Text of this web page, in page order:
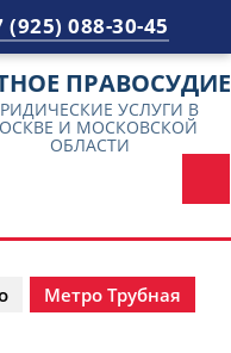
(925) 088-30-45
ПРАВОСУДИЕ
УСЛУГИ В
И МОСКОВСКОЙ
ОБЛАСТИ
Метро Трубная